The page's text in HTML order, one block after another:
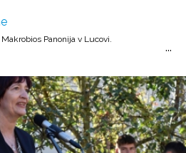
Panonija v Lucovi.